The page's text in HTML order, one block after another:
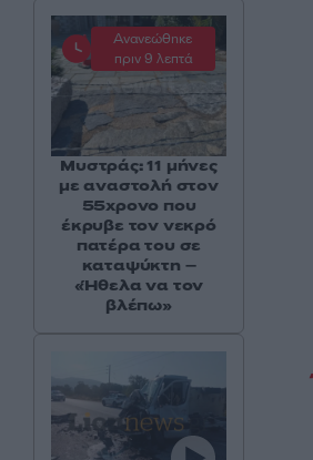
Ανανεώθηκε
πριν 9 λεπτά
Μυστράς: 11 μήνες
με αναστολή στον
55χρονο που
έκρυβε τον νεκρό
πατέρα του σε
καταψύκτη –
«Ήθελα να τον
βλέπω»